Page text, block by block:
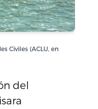
Civiles (ACLU, en
del